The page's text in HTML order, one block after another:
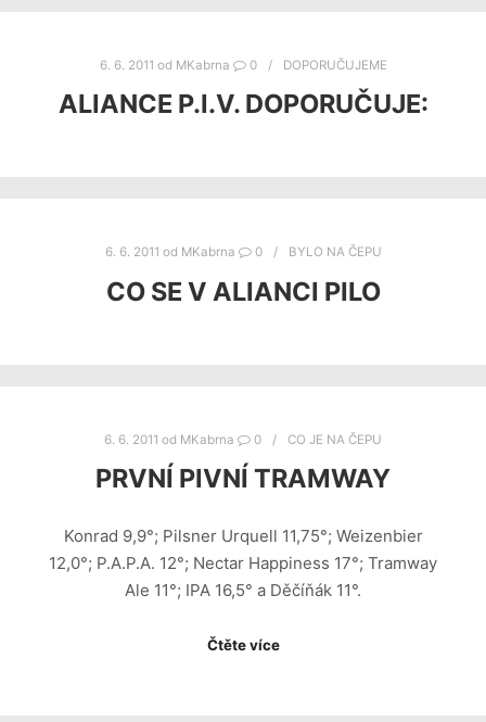
6. 6. 2011 od MKabrna 0 DOPORUČUJEME
ALIANCE P.I.V. DOPORUČUJE:
6. 6. 2011 od MKabrna 0 BYLO NA ČEPU
CO SE V ALIANCI PILO
6. 6. 2011 od MKabrna 0 CO JE NA ČEPU
PRVNÍ PIVNÍ TRAMWAY
Konrad 9,9°; Pilsner Urquell 11,75°; Weizenbier
12,0°; P.A.P.A. 12°; Nectar Happiness 17°; Tramway
Ale 11°; IPA 16,5° a Děčíňák 11°.
Čtěte více